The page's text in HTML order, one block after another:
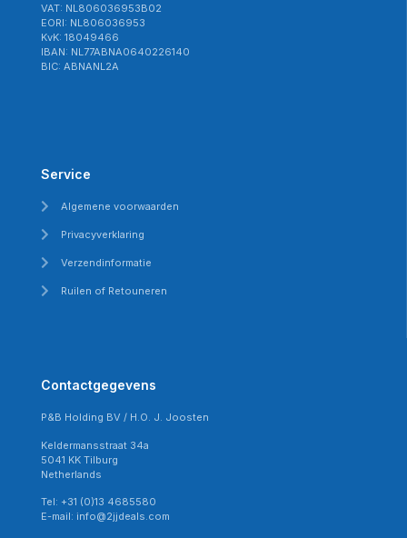
VAT: NL806036953B02
EORI: NL806036953
KvK: 18049466
IBAN: NL77ABNA0640226140
BIC: ABNANL2A
Service
Algemene voorwaarden
Privacyverklaring
Verzendinformatie
Ruilen of Retouneren
Contactgegevens
P&B Holding BV / H.O. J. Joosten
Keldermansstraat 34a
5041 KK Tilburg
Netherlands
Tel: +31 (0)13 4685580
E-mail: info@2jjdeals.com